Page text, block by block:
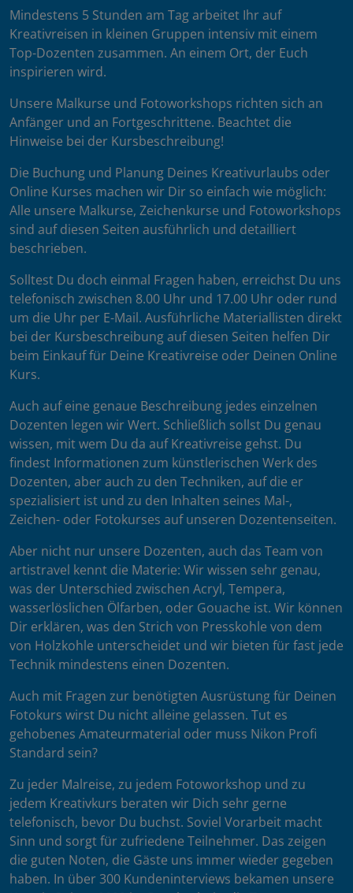
Mindestens 5 Stunden am Tag arbeitet Ihr auf
Kreativreisen in kleinen Gruppen intensiv mit einem
Top-Dozenten zusammen. An einem Ort, der Euch
inspirieren wird.
Unsere Malkurse und Fotoworkshops richten sich an
Anfänger und an Fortgeschrittene. Beachtet die
Hinweise bei der Kursbeschreibung!
Die Buchung und Planung Deines Kreativurlaubs oder
Online Kurses machen wir Dir so einfach wie möglich:
Alle unsere Malkurse, Zeichenkurse und Fotoworkshops
sind auf diesen Seiten ausführlich und detailliert
beschrieben.
Solltest Du doch einmal Fragen haben, erreichst Du uns
telefonisch zwischen 8.00 Uhr und 17.00 Uhr oder rund
um die Uhr per E-Mail. Ausführliche Materiallisten direkt
bei der Kursbeschreibung auf diesen Seiten helfen Dir
beim Einkauf für Deine Kreativreise oder Deinen Online
Kurs.
Auch auf eine genaue Beschreibung jedes einzelnen
Dozenten legen wir Wert. Schließlich sollst Du genau
wissen, mit wem Du da auf Kreativreise gehst. Du
findest Informationen zum künstlerischen Werk des
Dozenten, aber auch zu den Techniken, auf die er
spezialisiert ist und zu den Inhalten seines Mal-,
Zeichen- oder Fotokurses auf unseren Dozentenseiten.
Aber nicht nur unsere Dozenten, auch das Team von
artistravel kennt die Materie: Wir wissen sehr genau,
was der Unterschied zwischen Acryl, Tempera,
wasserlöslichen Ölfarben, oder Gouache ist. Wir können
Dir erklären, was den Strich von Presskohle von dem
von Holzkohle unterscheidet und wir bieten für fast jede
Technik mindestens einen Dozenten.
Auch mit Fragen zur benötigten Ausrüstung für Deinen
Fotokurs wirst Du nicht alleine gelassen. Tut es
gehobenes Amateurmaterial oder muss Nikon Profi
Standard sein?
Zu jeder Malreise, zu jedem Fotoworkshop und zu
jedem Kreativkurs beraten wir Dich sehr gerne
telefonisch, bevor Du buchst. Soviel Vorarbeit macht
Sinn und sorgt für zufriedene Teilnehmer. Das zeigen
die guten Noten, die Gäste uns immer wieder gegeben
haben. In über 300 Kundeninterviews bekamen unsere